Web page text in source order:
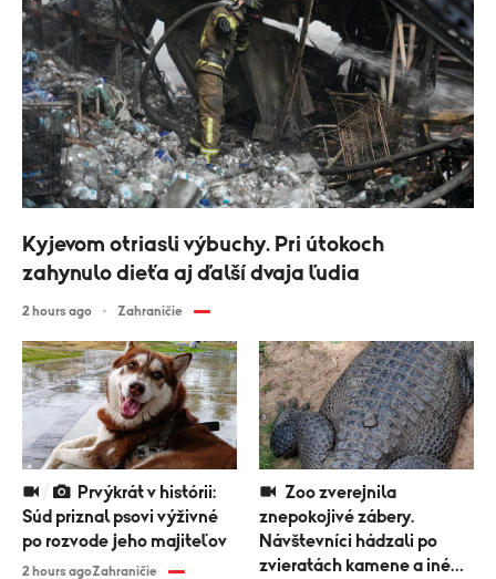
Kyjevom otriasli výbuchy. Pri útokoch
zahynulo dieťa aj ďalší dvaja ľudia
2 hours ago Zahraničie
Súd priznal psovi výživné
po rozvode jeho majiteľov
2 hours agoZahraničie
znepokojivé zábery.
Návštevníci hádzali po
zvieratách kamene a iné